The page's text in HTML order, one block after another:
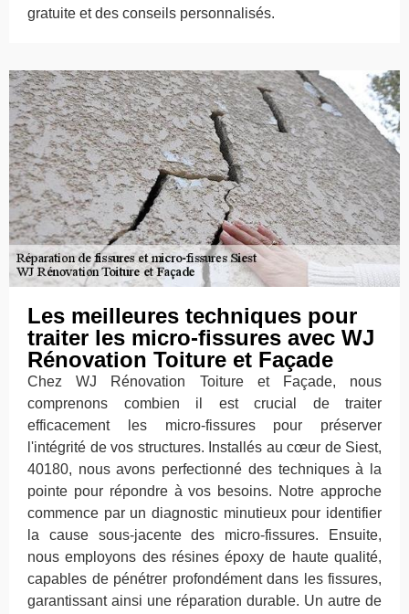
gratuite et des conseils personnalisés.
Les meilleures techniques pour
traiter les micro-fissures avec WJ
Rénovation Toiture et Façade
Chez WJ Rénovation Toiture et Façade, nous
comprenons combien il est crucial de traiter
efficacement les micro-fissures pour préserver
l'intégrité de vos structures. Installés au cœur de Siest,
40180, nous avons perfectionné des techniques à la
pointe pour répondre à vos besoins. Notre approche
commence par un diagnostic minutieux pour identifier
la cause sous-jacente des micro-fissures. Ensuite,
nous employons des résines époxy de haute qualité,
capables de pénétrer profondément dans les fissures,
garantissant ainsi une réparation durable. Un autre de